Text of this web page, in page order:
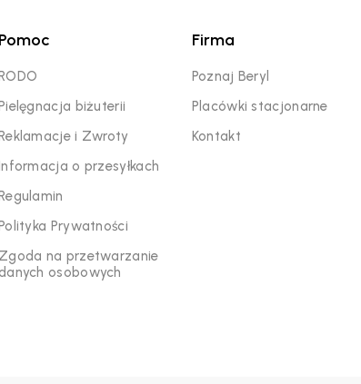
Pomoc
biżuterii
i Zwroty
o przesyłkach
Prywatności
Zgoda na przetwarzanie
danych osobowych
Firma
Poznaj Beryl
Placówki stacjonarne
Kontakt